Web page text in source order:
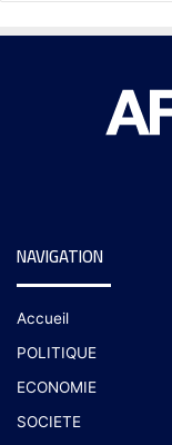
NAVIGATION
Accueil
POLITIQUE
ECONOMIE
SOCIETE